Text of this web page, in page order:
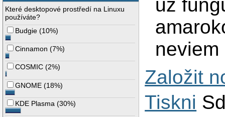
Které desktopové prostředí na Linuxu
používáte?
Budgie (10%)
Cinnamon (7%)
COSMIC (2%)
GNOME (18%)
KDE Plasma (30%)
uz
Založit
Tiskni